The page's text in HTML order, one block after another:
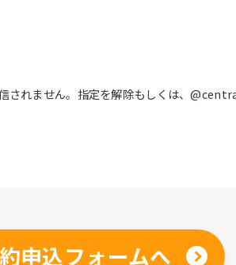
されません。指定を解除もしくは、
申込フォームへ